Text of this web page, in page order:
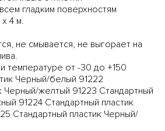
гладким поверхностям
4 м.
не смывается, не выгорает на
температуре от -30 до +150
Черный/белый 91222
Черный/желтый 91223 Стандартный
91224 Стандартный пластик
Стандартный пластик Черный/